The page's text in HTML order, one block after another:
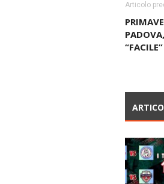
Articolo
“FACILE”